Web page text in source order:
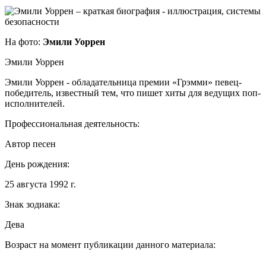
На фото: Эмили Уоррен
Эмили Уоррен
Эмили Уоррен - обладательница премии «Грэмми» певец-
победитель, известный тем, что пишет хиты для ведущих поп-
исполнителей.
Профессиональная деятельность:
Автор песен
День рождения:
25 августа 1992 г.
Знак зодиака:
Дева
Возраст на момент публикации данного материала: